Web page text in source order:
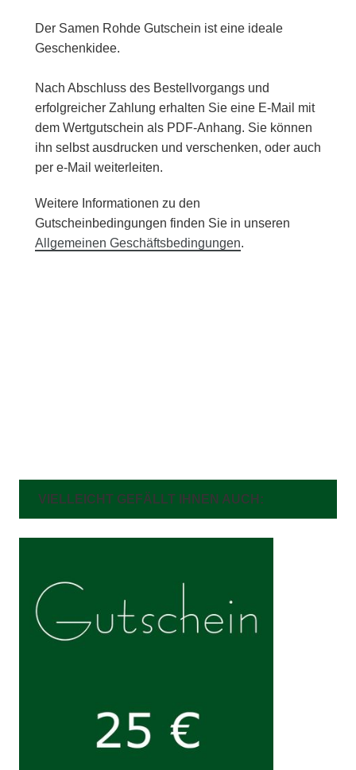
Der Samen Rohde Gutschein ist eine ideale
Geschenkidee.
Nach Abschluss des Bestellvorgangs und
erfolgreicher Zahlung erhalten Sie eine E-Mail mit
dem Wertgutschein als PDF-Anhang. Sie können
ihn selbst ausdrucken und verschenken, oder auch
per e-Mail weiterleiten.
Weitere Informationen zu den
Gutscheinbedingungen finden Sie in unseren
Allgemeinen Geschäftsbedingungen.
VIELLEICHT GEFÄLLT IHNEN AUCH: